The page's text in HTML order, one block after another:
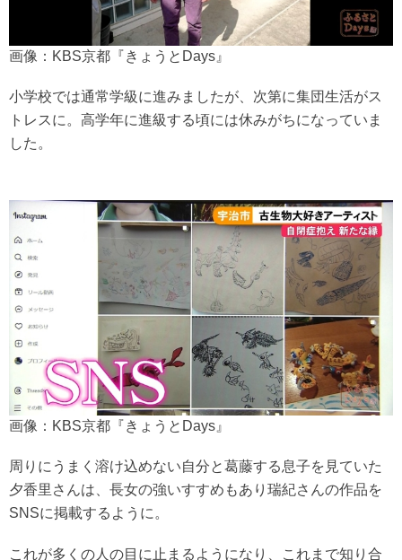
画像：KBS京都『きょうとDays』
小学校では通常学級に進みましたが、次第に集団生活がス
トレスに。高学年に進級する頃には休みがちになっていま
した。
画像：KBS京都『きょうとDays』
周りにうまく溶け込めない自分と葛藤する息子を見ていた
夕香里さんは、長女の強いすすめもあり瑞紀さんの作品を
SNSに掲載するように。
これが多くの人の目に止まるようになり、これまで知り合